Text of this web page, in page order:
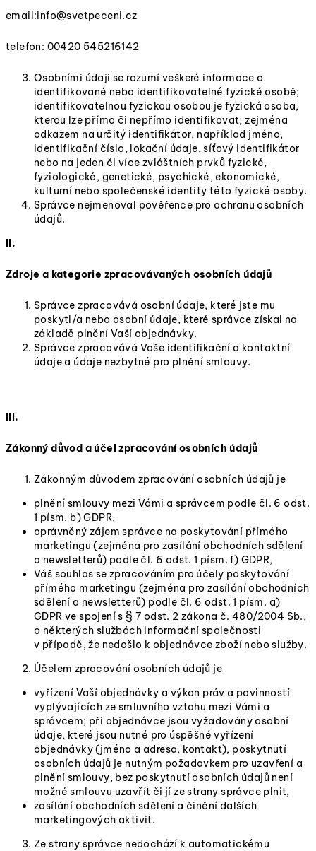
email:info@svetpeceni.cz
telefon: 00420 545216142
Osobními údaji se rozumí veškeré informace o
identifikované nebo identifikovatelné fyzické osobě;
identifikovatelnou fyzickou osobou je fyzická osoba,
kterou lze přímo či nepřímo identifikovat, zejména
odkazem na určitý identifikátor, například jméno,
identifikační číslo, lokační údaje, síťový identifikátor
nebo na jeden či více zvláštních prvků fyzické,
fyziologické, genetické, psychické, ekonomické,
kulturní nebo společenské identity této fyzické osoby.
Správce nejmenoval pověřence pro ochranu osobních
údajů.
II.
Zdroje a kategorie zpracovávaných osobních údajů
Správce zpracovává osobní údaje, které jste mu
poskytl/a nebo osobní údaje, které správce získal na
základě plnění Vaší objednávky.
Správce zpracovává Vaše identifikační a kontaktní
údaje a údaje nezbytné pro plnění smlouvy.
III.
Zákonný důvod a účel zpracování osobních údajů
Zákonným důvodem zpracování osobních údajů je
plnění smlouvy mezi Vámi a správcem podle čl. 6 odst.
1 písm. b) GDPR,
oprávněný zájem správce na poskytování přímého
marketingu (zejména pro zasílání obchodních sdělení
a newsletterů) podle čl. 6 odst. 1 písm. f) GDPR,
Váš souhlas se zpracováním pro účely poskytování
přímého marketingu (zejména pro zasílání obchodních
sdělení a newsletterů) podle čl. 6 odst. 1 písm. a)
GDPR ve spojení s § 7 odst. 2 zákona č. 480/2004 Sb.,
o některých službách informační společnosti
v případě, že nedošlo k objednávce zboží nebo služby.
Účelem zpracování osobních údajů je
vyřízení Vaší objednávky a výkon práv a povinností
vyplývajících ze smluvního vztahu mezi Vámi a
správcem; při objednávce jsou vyžadovány osobní
údaje, které jsou nutné pro úspěšné vyřízení
objednávky (jméno a adresa, kontakt), poskytnutí
osobních údajů je nutným požadavkem pro uzavření a
plnění smlouvy, bez poskytnutí osobních údajů není
možné smlouvu uzavřít či jí ze strany správce plnit,
zasílání obchodních sdělení a činění dalších
marketingových aktivit.
Ze strany správce nedochází k automatickému